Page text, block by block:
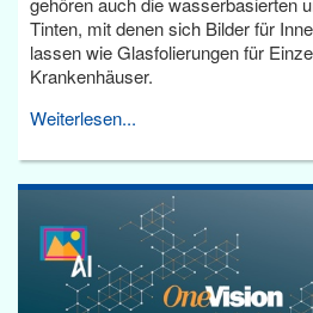
Tinten, mit denen sich Bilder für
lassen wie Glasfolierungen für
Krankenhäuser.
Weiterlesen...